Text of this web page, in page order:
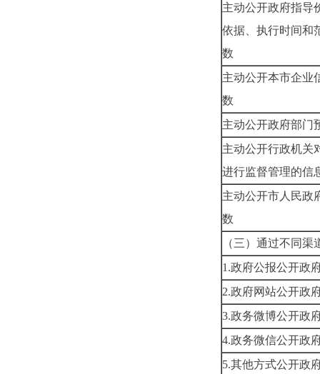
主动公开政府指导
依据、执行时间和
主动公开本市企业
主动公开政
主动公开行政机关
进行监督
主动公开市人民政
数
（三）通过不同
1.政府公报
2.政府网站
3.政务微博
4.政务微信
5.其他方式